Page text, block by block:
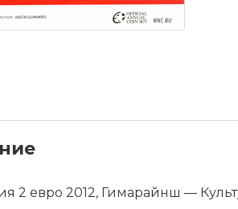
2 евро 2012, Гимарайнш —